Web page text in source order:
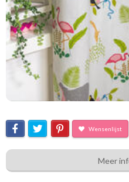
Wensenlijst
Fry_ [41] Tropicana - Wildlands
Meer